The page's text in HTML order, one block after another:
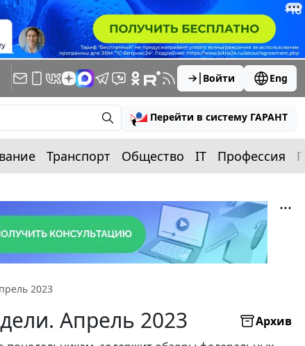
Войти Eng
Перейти в систему ГАРАНТ
Транспорт Общество IT Профессия
2023
Апрель 2023
Архив